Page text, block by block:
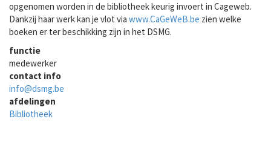
opgenomen worden in de bibliotheek keurig invoert in Cageweb.
Dankzij haar werk kan je vlot via www.CaGeWeB.be zien welke
boeken er ter beschikking zijn in het DSMG.
functie
medewerker
contact info
info@dsmg.be
afdelingen
Bibliotheek